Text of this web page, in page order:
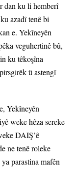
dan ku li hemberî
azadî tenê bi
e. Yekîneyên
veguhertinê bû,
ku têkoşîna
û astengî
Yekîneyên
weke hêza sereke
DAIŞ’ê
ne tenê roleke
parastina mafên